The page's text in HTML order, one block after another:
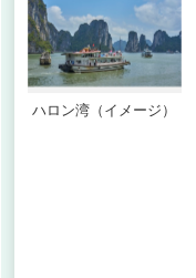
ハロン湾（イメージ）